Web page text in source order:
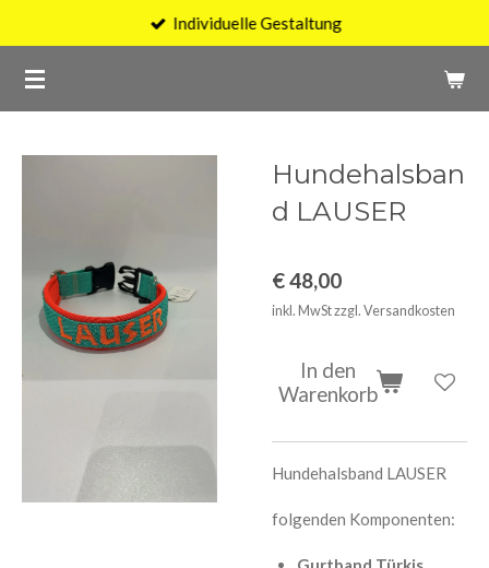
springen
Individuelle Gestaltung
Hundehalsban
d LAUSER
€ 48,00
inkl. MwSt zzgl. Versandkosten
In den
Warenkorb
Hundehalsband LAUSER
folgenden Komponenten: